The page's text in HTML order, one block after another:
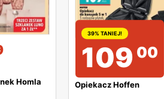
Homla
39% TANIEJ!
109 00
Opiekacz Hoffen